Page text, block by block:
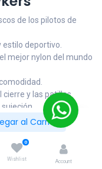
al Carrito
0
Wishlist Account
de los pilotos de
estilo deportivo.
mejor nylon del mundo
cierre y las patillas.
montura y patilla.
que ofrece una